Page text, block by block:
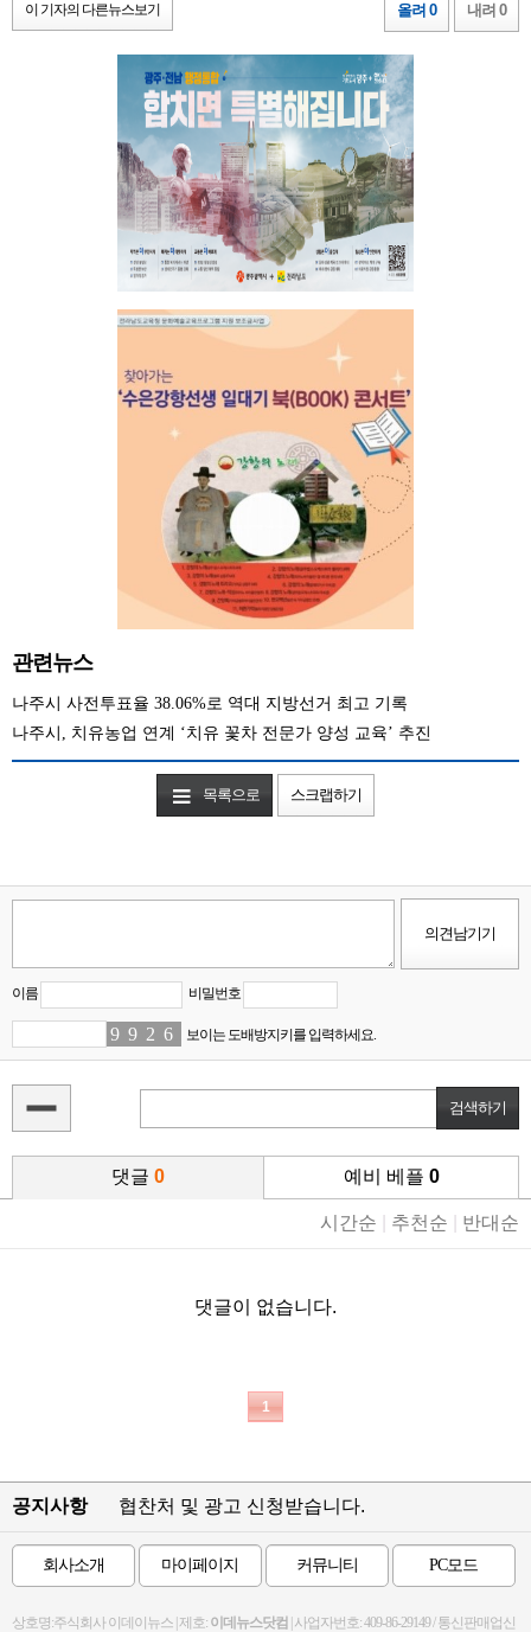
이 기자의 다른뉴스보기 올려 0 내려 0
관련뉴스
나주시 사전투표율 38.06%로 역대 지방선거 최고 기록
나주시, 치유농업 연계 ‘치유 꽃차 전문가 양성 교육’ 추진
목록으로 스크랩하기
이름 비밀번호
94 95 2 61 보이는 도배방지키를 입력하세요.
댓글 0 예비 베플 0
시간순 추천순 반대순
댓글이 없습니다.
1
공지사항 협찬처 및 광고 신청받습니다.
회사소개 마이페이지 커뮤니티 PC모드
상호명:주식회사 이데이뉴스 | 제호: 이데뉴스닷컴 | 사업자번호: 409-86-29149 / 통신판매업신